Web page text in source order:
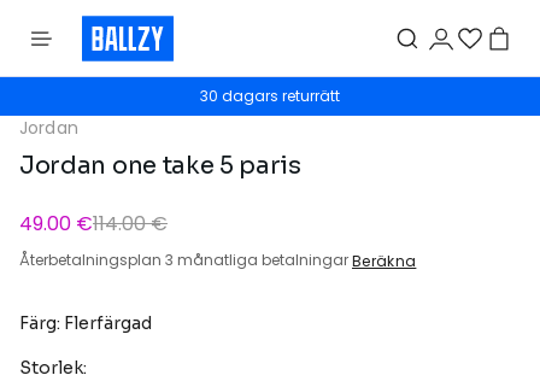
30 dagars returrätt
Jordan
Jordan one take 5 paris
49.00 €114.00 €
Återbetalningsplan 3 månatliga betalningarBeräkna
Färg: Flerfärgad
Storlek: